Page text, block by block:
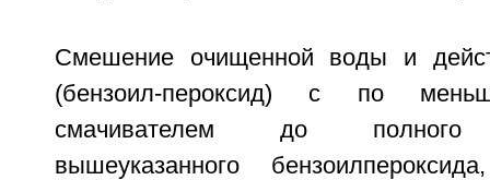
Смешение очищенной воды и
(бензоил-пероксид) с по
смачивателем до полного
вышеуказанного